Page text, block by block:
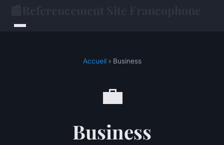
Accueil› Business
💼
Business